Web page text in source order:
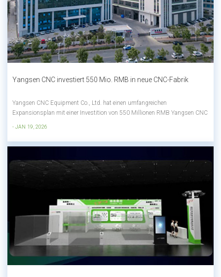
Yangsen CNC investiert 550 Mio. RMB in neue CNC-Fabrik
Yangsen CNC Equipment Co., Ltd. hat einen umfangreichen
Expansionsplan mit einer Investition von 550 Millionen RMB Yangsen CNC
Produktionskapazität, des Ferti...
- JAN 19, 2026